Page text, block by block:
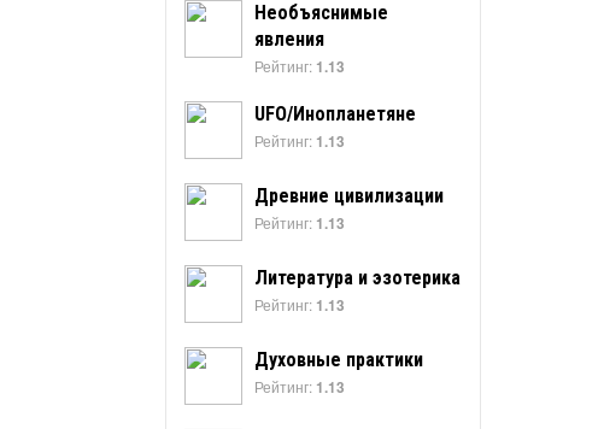
Необъяснимые
явления
Рейтинг: 1.13
UFO/Инопланетяне
Рейтинг: 1.13
Древние цивилизации
Рейтинг: 1.13
Литература и эзотерика
Рейтинг: 1.13
Духовные практики
Рейтинг: 1.13